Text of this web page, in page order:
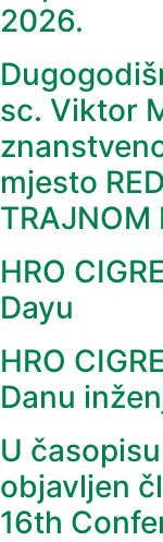
2026.
sc. Viktor
mjesto
TRAJNOM
HRO
Dayu
HRO
Danu
U
objavljen
16th